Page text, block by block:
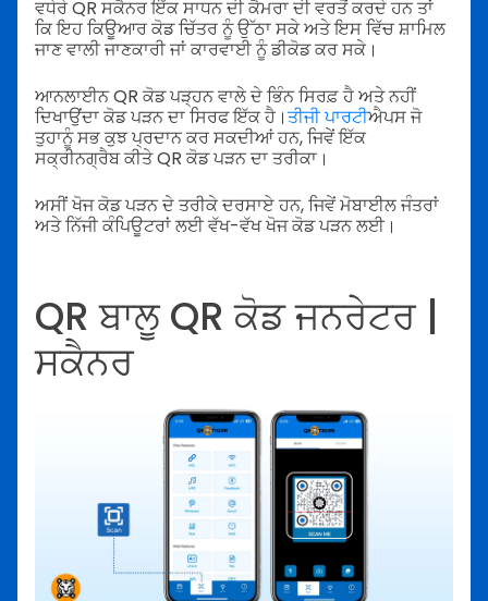
ਵਧੇਰੇ QR ਸਕੈਨਰ ਇੱਕ ਸਾਧਨ ਦੀ ਕੈਮਰਾ ਦੀ ਵਰਤੋਂ ਕਰਦੇ ਹਨ ਤਾਂ
ਕਿ ਇਹ ਕਿਊਆਰ ਕੋਡ ਚਿੱਤਰ ਨੂੰ ਉੱਠਾ ਸਕੇ ਅਤੇ ਇਸ ਵਿੱਚ ਸ਼ਾਮਿਲ
ਜਾਣ ਵਾਲੀ ਜਾਣਕਾਰੀ ਜਾਂ ਕਾਰਵਾਈ ਨੂੰ ਡੀਕੋਡ ਕਰ ਸਕੇ।
ਆਨਲਾਈਨ QR ਕੋਡ ਪੜ੍ਹਨ ਵਾਲੇ ਦੇ ਭਿੰਨ ਸਿਰਫ਼ ਹੈ ਅਤੇ ਨਹੀਂ
ਦਿਖਾਉਂਦਾ ਕੋਡ ਪੜਨ ਦਾ ਸਿਰਫ ਇੱਕ ਹੈ।ਤੀਜੀ ਪਾਰਟੀਐਪਸ ਜੋ
ਤੁਹਾਨੂੰ ਸਭ ਕੁਝ ਪ੍ਰਦਾਨ ਕਰ ਸਕਦੀਆਂ ਹਨ, ਜਿਵੇਂ ਇੱਕ
ਸਕ੍ਰੀਨਗ੍ਰੈਬ ਕੀਤੇ QR ਕੋਡ ਪੜਨ ਦਾ ਤਰੀਕਾ।
ਅਸੀਂ ਖੋਜ ਕੋਡ ਪੜਨ ਦੇ ਤਰੀਕੇ ਦਰਸਾਏ ਹਨ, ਜਿਵੇਂ ਮੋਬਾਈਲ ਜੰਤਰਾਂ
ਅਤੇ ਨਿੱਜੀ ਕੰਪਿਊਟਰਾਂ ਲਈ ਵੱਖ-ਵੱਖ ਖੋਜ ਕੋਡ ਪੜਨ ਲਈ।
QR ਬਾਲੂ QR ਕੋਡ ਜਨਰੇਟਰ |
ਸਕੈਨਰ